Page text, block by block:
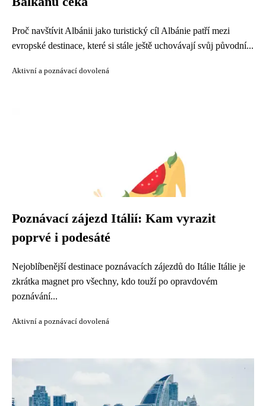
Proč navštívit Albánii jako turistický cíl Albánie patří mezi
evropské destinace, které si stále ještě uchovávají svůj původní...
Aktivní a poznávací dovolená
Poznávací zájezd Itálií: Kam vyrazit
poprvé i podesáté
Nejoblíbenější destinace poznávacích zájezdů do Itálie Itálie je
zkrátka magnet pro všechny, kdo touží po opravdovém
poznávání...
Aktivní a poznávací dovolená